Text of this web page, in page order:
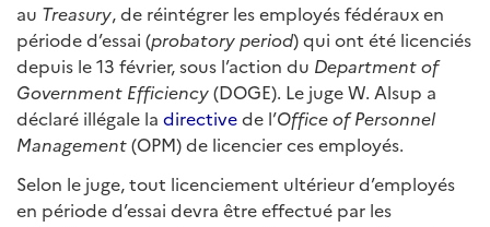
au Treasury, de réintégrer les employés fédéraux en
période d’essai (probatory period) qui ont été licenciés
depuis le 13 février, sous l’action du Department of
Government Efficiency(DOGE). Le juge W. Alsup a
déclaré illégale la directivede l’Office of Personnel
Management(OPM) de licencier ces employés.
Selon le juge, tout licenciement ultérieur d’employés
en période d’essai devra être effectué par les